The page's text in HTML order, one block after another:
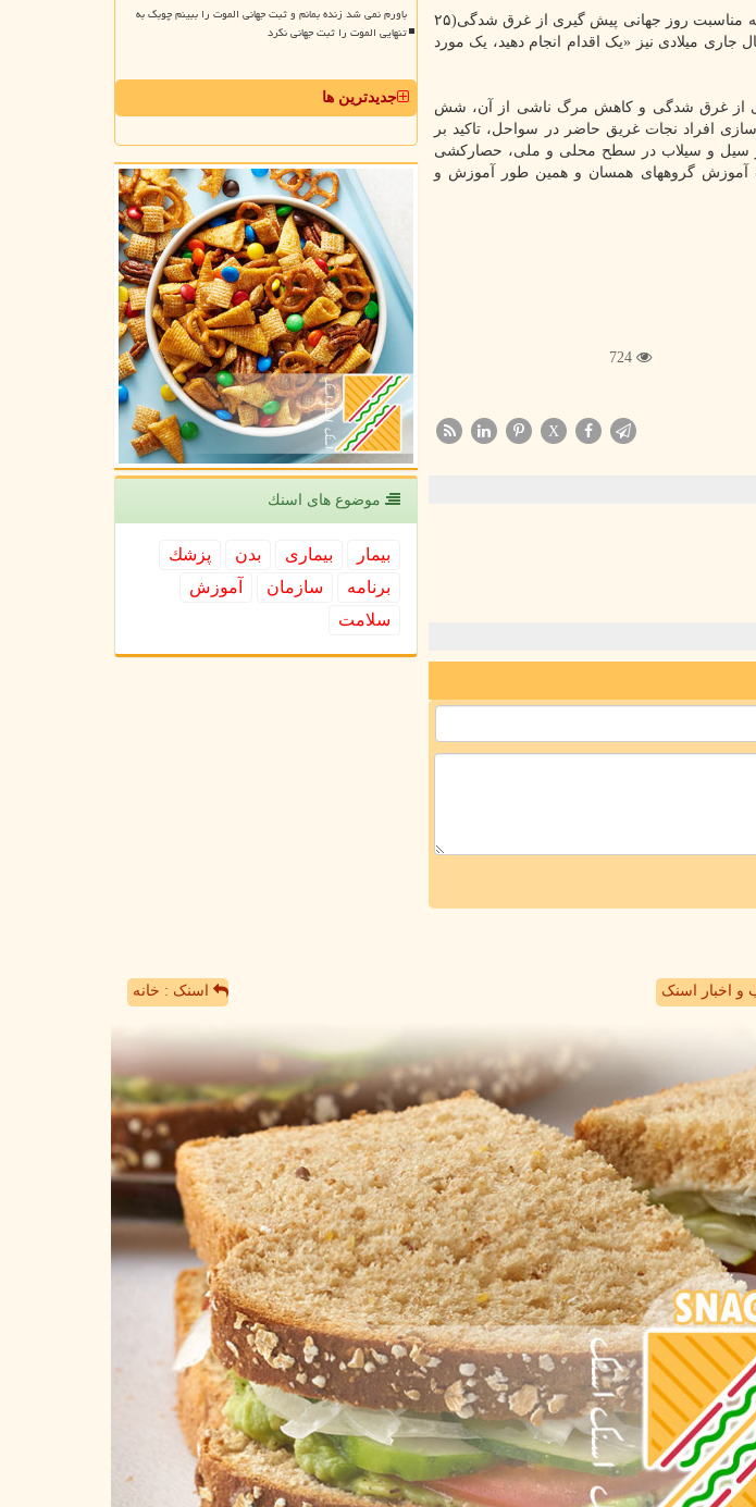
وی اشاره کرد: هر ساله کمپین «پیشگیری از غرق شدگی» در هفته اول مرداد (۱ تا ۷ مرداد) به مناسبت روز جهانی پیش گیری از غرق شدگی(۲۵
سال جاری میلادی نیز «یک اقدام انجام دهید، یک مورد
از غرق شدگی و کاهش مرگ ناشی از آن، شش
افراد نجات غریق حاضر در سواحل، تاکید بر
سیل و سیلاب در سطح محلی و ملی، حصارکشی
آموزش گروههای همسان و همین طور آموزش و
724
X
باورم نمی شد زنده بمانم و ثبت جهانی الموت را ببینم چوبک به
تنهایی الموت را ثبت جهانی نکرد
جدیدترین ها
موضوع های اسنك
بیمار بیماری بدن
پزشك
برنامه
سازمان
آموزش
سلامت
و اخبار اسنک اسنک : خانه